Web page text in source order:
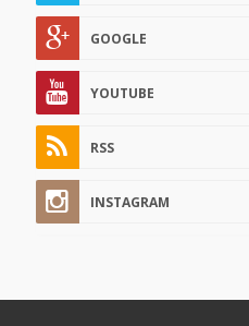
GOOGLE
YOUTUBE
RSS
INSTAGRAM